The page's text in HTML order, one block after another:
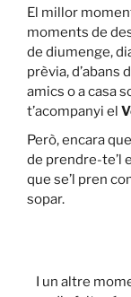
El millor
moments de
de diumenge,
prèvia, d’abans
amics o a casa
t’acompanyi el
Però, encara
de prendre-te’l
que se’l pren
sopar.
I un altre